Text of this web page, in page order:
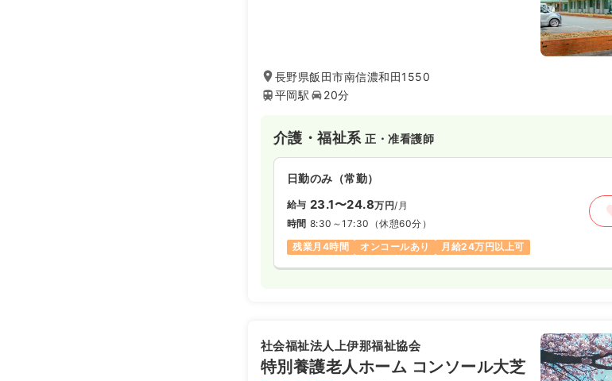
長野県飯田市南信濃和田1550
平岡駅
20分
介護・福祉系正・准看護師
日勤のみ（常勤）
給与 23.1〜24.8万円/月
時間 8:30～17:30 （休憩60分）
残業月4時間
オンコールあり 月給24万円以上可
社会福祉法人上伊那福祉協会
特別養護老人ホーム コンソール大芝